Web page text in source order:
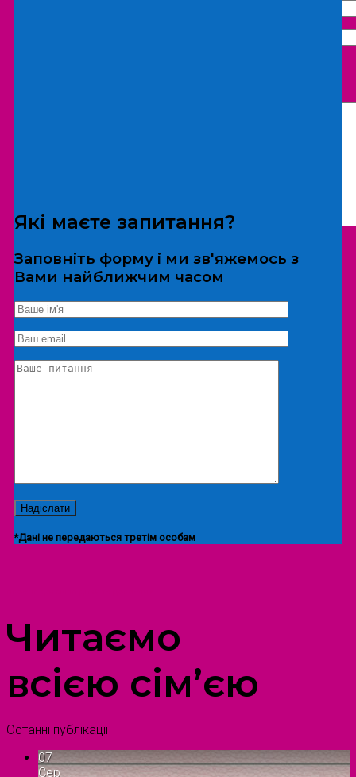
*Дані не передаються третім особам
Екскурсія/локація
Які маєте запитання?
Заповніть форму і ми зв'яжемось з
Вами найближчим часом
*Дані не передаються третім особам
Читаємо
всією сім’єю
Останні публікації
07
Сер